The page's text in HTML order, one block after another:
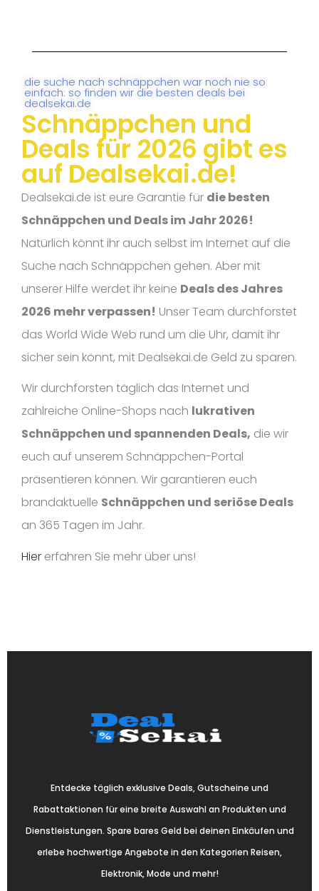
die suche nach schnäppchen war noch nie so
einfach: so finden wir die besten deals bei
dealsekai.de
Schnäppchen und
Deals für 2026 gibt es
auf Dealsekai.de!
Dealsekai.de ist eure Garantie für die besten
Schnäppchen und Deals im Jahr 2026!
Natürlich könnt ihr auch selbst im Internet auf die
Suche nach Schnäppchen gehen. Aber mit
unserer Hilfe werdet ihr keine Deals des Jahres
2026 mehr verpassen! Unser Team durchforstet
das World Wide Web rund um die Uhr, damit ihr
sicher sein könnt, mit Dealsekai.de Geld zu sparen.
Wir durchforsten täglich das Internet und
zahlreiche Online-Shops nach lukrativen
Schnäppchen und spannenden Deals, die wir
euch auf unserem Schnäppchen-Portal
präsentieren können. Wir garantieren euch
brandaktuelle Schnäppchen und seriöse Deals
an 365 Tagen im Jahr.
Hier erfahren Sie mehr über uns!
Entdecke täglich exklusive Deals, Gutscheine und
Rabattaktionen für eine breite Auswahl an Produkten und
Dienstleistungen. Spare bares Geld bei deinen Einkäufen und
erlebe hochwertige Angebote in den Kategorien Reisen,
Elektronik, Mode und mehr!